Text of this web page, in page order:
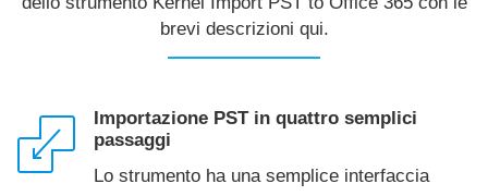
brevi descrizioni qui.
Importazione PST in quattro semplici
passaggi
Lo strumento ha una semplice interfaccia